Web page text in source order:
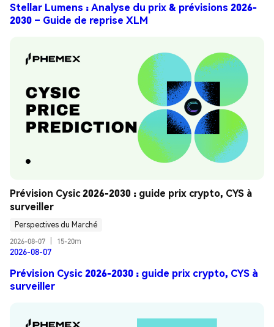
Stellar Lumens : Analyse du prix & prévisions 2026-
2030 – Guide de reprise XLM
Prévision Cysic 2026-2030 : guide prix crypto, CYS à
surveiller
Perspectives du Marché
2026-08-07
15-20m
2026-08-07
Prévision Cysic 2026-2030 : guide prix crypto, CYS à
surveiller